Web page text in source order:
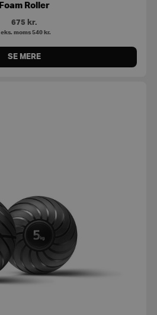
Foam Roller
675 kr.
eks. moms 540 kr.
SE MERE